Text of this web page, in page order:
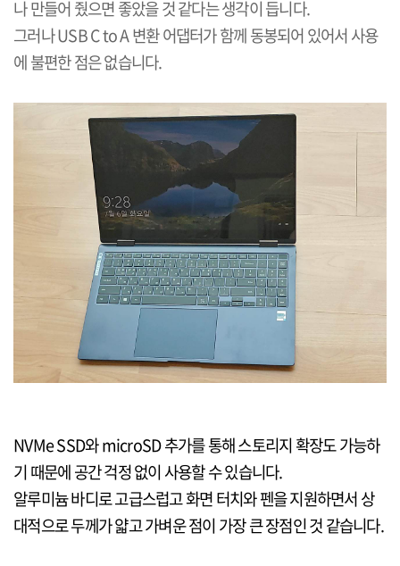
나 만들어 줬으면 좋았을 것 같다는 생각이 듭니다.
그러나 USB C to A 변환 어댑터가 함께 동봉되어 있어서 사용
에 불편한 점은 없습니다.
NVMe SSD와 microSD 추가를 통해 스토리지 확장도 가능하
기 때문에 공간 걱정 없이 사용할 수 있습니다.
알루미늄 바디로 고급스럽고 화면 터치와 펜을 지원하면서 상
대적으로 두께가 얇고 가벼운 점이 가장 큰 장점인 것 같습니다.